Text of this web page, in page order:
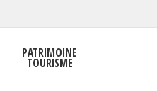
PATRIMOINE
TOURISME